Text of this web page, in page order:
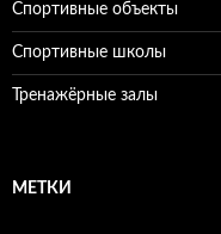
Спортивные объекты
Спортивные школы
Тренажёрные залы
МЕТКИ